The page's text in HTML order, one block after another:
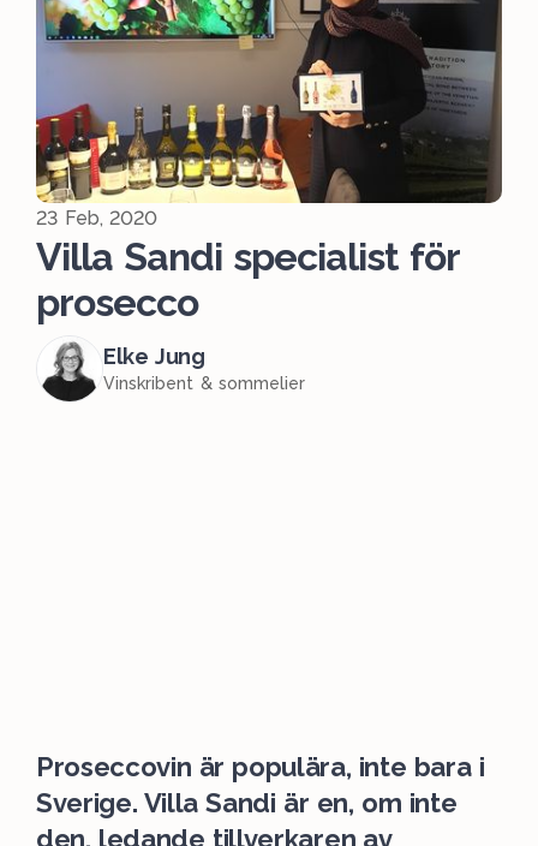
23 Feb, 2020
Villa Sandi specialist för
prosecco
Elke Jung
Vinskribent & sommelier
Proseccovin är populära, inte bara i
Sverige. Villa Sandi är en, om inte
den, ledande tillverkaren av